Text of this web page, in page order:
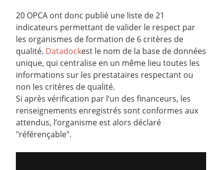
20 OPCA ont donc publié une liste de 21
indicateurs permettant de valider le respect par
les organismes de formation de 6 critères de
qualité. Datadockest le nom de la base de données
unique, qui centralise en un même lieu toutes les
informations sur les prestataires respectant ou
non les critères de qualité.
Si après vérification par l’un des financeurs, les
renseignements enregistrés sont conformes aux
attendus, l’organisme est alors déclaré
"référençable".